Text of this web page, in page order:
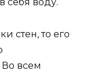
себя воду.
стен, то его
всем